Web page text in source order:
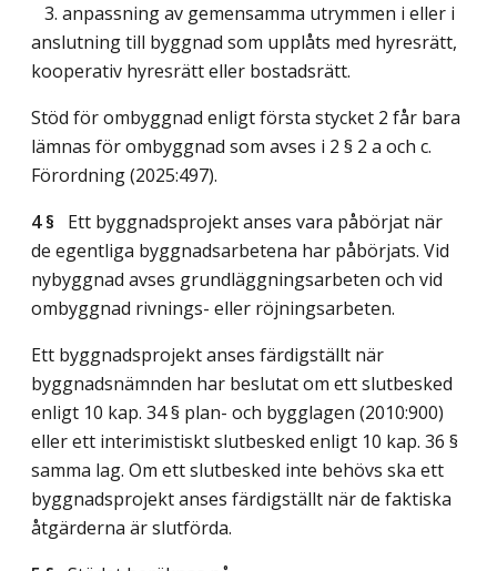
3. anpassning av gemensamma utrymmen i eller i
anslutning till byggnad som upplåts med hyresrätt,
kooperativ hyresrätt eller bostadsrätt.
Stöd för ombyggnad enligt första stycket 2 får bara
lämnas för ombyggnad som avses i 2 § 2 a och c.
Förordning (2025:497).
4 § Ett byggnadsprojekt anses vara påbörjat när
de egentliga byggnadsarbetena har påbörjats. Vid
nybyggnad avses grundläggningsarbeten och vid
ombyggnad rivnings- eller röjningsarbeten.
Ett byggnadsprojekt anses färdigställt när
byggnadsnämnden har beslutat om ett slutbesked
enligt 10 kap. 34 § plan- och bygglagen (2010:900)
eller ett interimistiskt slutbesked enligt 10 kap. 36 §
samma lag. Om ett slutbesked inte behövs ska ett
byggnadsprojekt anses färdigställt när de faktiska
åtgärderna är slutförda.